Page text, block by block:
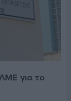
για το